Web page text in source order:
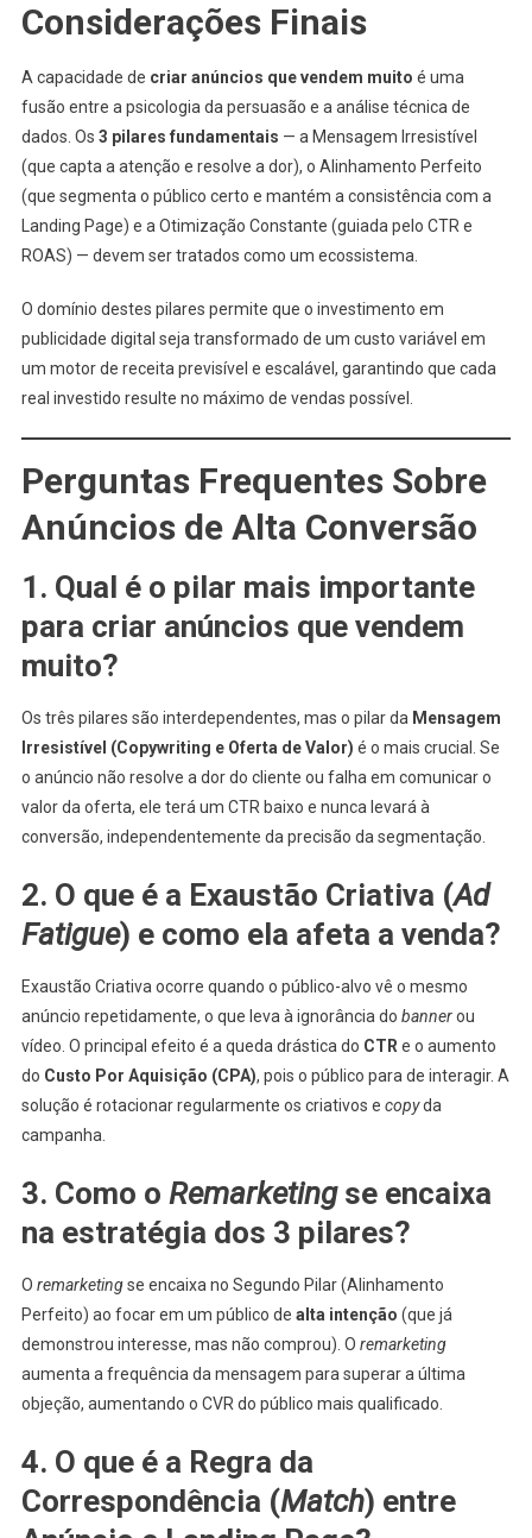
Considerações Finais
A capacidade de criar anúncios que vendem muito é uma
fusão entre a psicologia da persuasão e a análise técnica de
dados. Os 3 pilares fundamentais — a Mensagem Irresistível
(que capta a atenção e resolve a dor), o Alinhamento Perfeito
(que segmenta o público certo e mantém a consistência com a
Landing Page) e a Otimização Constante (guiada pelo CTR e
ROAS) — devem ser tratados como um ecossistema.
O domínio destes pilares permite que o investimento em
publicidade digital seja transformado de um custo variável em
um motor de receita previsível e escalável, garantindo que cada
real investido resulte no máximo de vendas possível.
Perguntas Frequentes Sobre
Anúncios de Alta Conversão
1. Qual é o pilar mais importante
para criar anúncios que vendem
muito?
Os três pilares são interdependentes, mas o pilar da Mensagem
Irresistível (Copywriting e Oferta de Valor) é o mais crucial. Se
o anúncio não resolve a dor do cliente ou falha em comunicar o
valor da oferta, ele terá um CTR baixo e nunca levará à
conversão, independentemente da precisão da segmentação.
2. O que é a Exaustão Criativa (Ad
Fatigue) e como ela afeta a venda?
Exaustão Criativa ocorre quando o público-alvo vê o mesmo
anúncio repetidamente, o que leva à ignorância do bannerou
vídeo. O principal efeito é a queda drástica do CTR e o aumento
do Custo Por Aquisição (CPA), pois o público para de interagir. A
solução é rotacionar regularmente os criativos e copyda
campanha.
3. Como o Remarketingse encaixa
na estratégia dos 3 pilares?
O remarketingse encaixa no Segundo Pilar (Alinhamento
Perfeito) ao focar em um público de alta intenção (que já
demonstrou interesse, mas não comprou). O remarketing
aumenta a frequência da mensagem para superar a última
objeção, aumentando o CVR do público mais qualificado.
4. O que é a Regra da
Correspondência (Match) entre